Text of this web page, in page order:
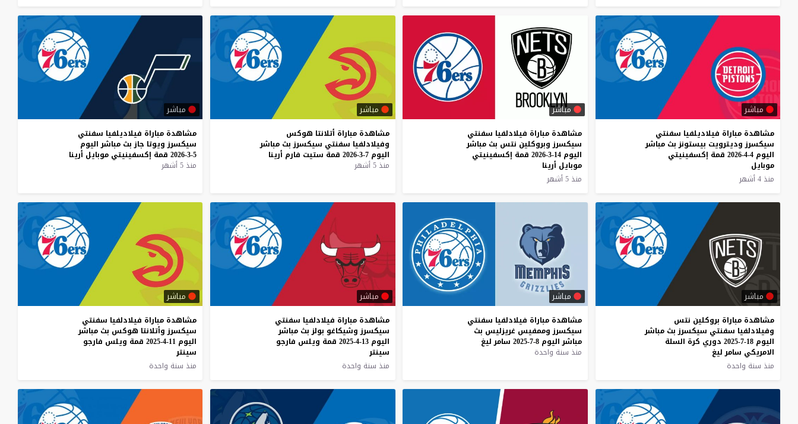
مباشر
مشاهدة مباراة فيلاديلفيا سفنتي
سيكسرز وديترويت بيستونز بث مباشر
اليوم 4-4-2026 قمة إكسفينيتي
موبايل
منذ 4 أشهر
مباشر
مشاهدة مباراة فيلادلفيا سفنتي
سيكسرز وبروكلين نتس بث مباشر
اليوم 14-3-2026 قمة إكسفينيتي
موبايل أرينا
منذ 5 أشهر
مباشر
مشاهدة مباراة أتلانتا هوكس
وفيلادلفيا سفنتي سيكسرز بث مباشر
اليوم 7-3-2026 قمة ستيت فارم أرينا
منذ 5 أشهر
مباشر
مشاهدة مباراة فيلاديلفيا سفنتي
سيكسرز ويوتا جاز بث مباشر اليوم
5-3-2026
قمة إكسفينيتي موبايل أرينا
منذ 5 أشهر
مباشر
مشاهدة مباراة بروكلين نتس
وفيلادلفيا سفنتي سيكسرز بث مباشر
اليوم 18-7-2025 دوري كرة السلة
الامريكي سامر ليغ
منذ سنة واحدة
مباشر
مشاهدة مباراة فيلادلفيا سفنتي
سيكسرز وممفيس غريزليس بث
مباشر اليوم 8-7-2025 سامر ليغ
منذ سنة واحدة
مباشر
مشاهدة مباراة فيلادلفيا سفنتي
سيكسرز وشيكاغو بولز بث مباشر
اليوم 13-4-2025 قمة ويلس فارجو
سينتر
منذ سنة واحدة
مباشر
مشاهدة مباراة فيلادلفيا سفنتي
سيكسرز وأتلانتا هوكس بث مباشر
اليوم 11-4-2025 قمة ويلس فارجو
سينتر
منذ سنة واحدة